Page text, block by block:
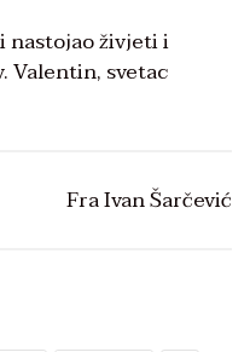
nastojao živjeti i
Valentin, svetac
Fra Ivan Šarčević